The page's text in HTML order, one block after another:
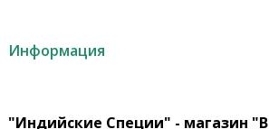
Информация
"Индийские Специи" - магазин